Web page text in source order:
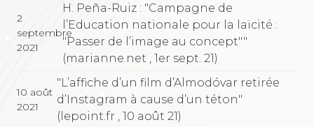
2
septembre
2021
H. Peña-Ruiz : "Campagne de
l’Education nationale pour la laïcité :
"Passer de l’image au concept""
(marianne.net , 1er sept. 21)
10 août
2021
"L’affiche d’un film d’Almodóvar retirée
d’Instagram à cause d’un téton"
(lepoint.fr , 10 août 21)